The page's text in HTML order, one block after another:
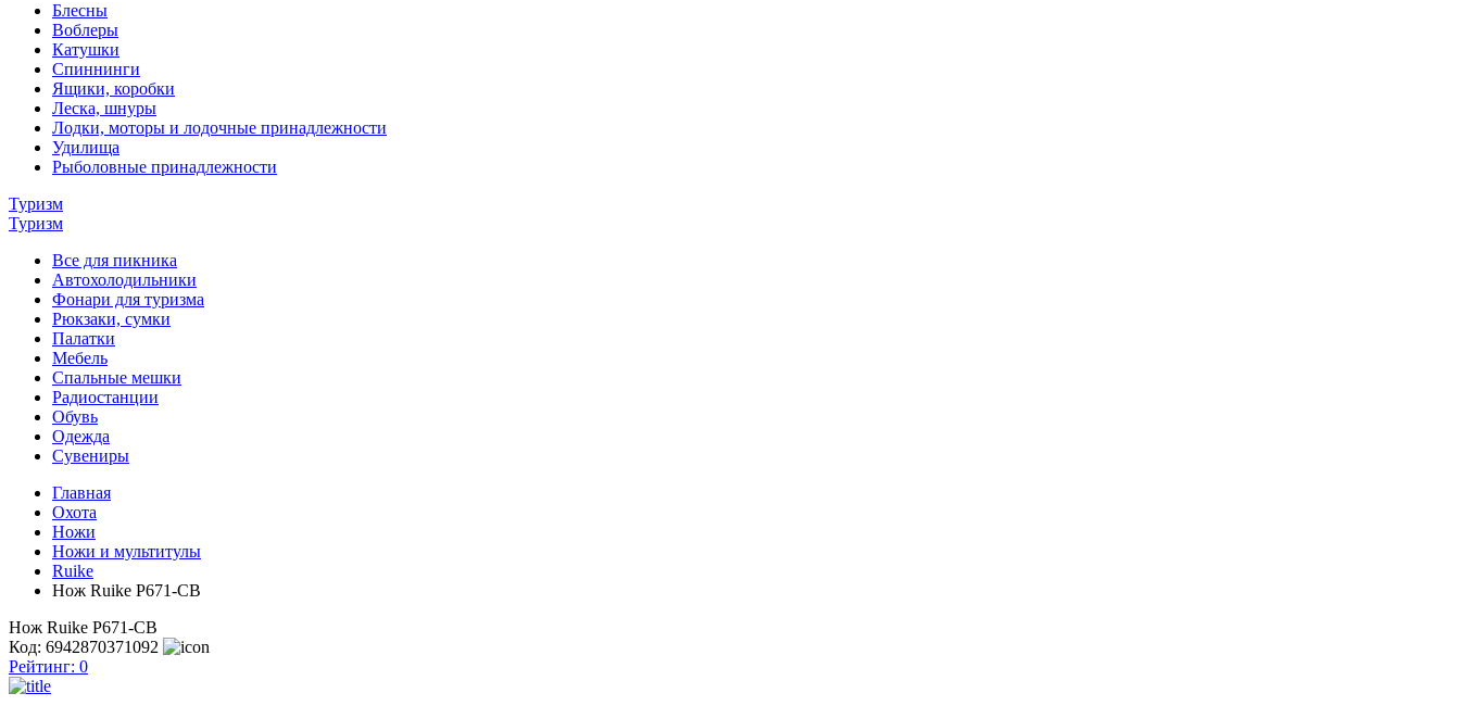
Блесны
Воблеры
Катушки
Спиннинги
Ящики, коробки
Леска, шнуры
Лодки, моторы и лодочные принадлежности
Удилища
Рыболовные принадлежности
Туризм
Туризм
Все для пикника
Автохолодильники
Фонари для туризма
Рюкзаки, сумки
Палатки
Мебель
Спальные мешки
Радиостанции
Обувь
Одежда
Сувениры
Главная
Охота
Ножи
Ножи и мультитулы
Ruike
Нож Ruike P671-CB
Нож Ruike P671-CB
Код: 6942870371092
Рейтинг: 0